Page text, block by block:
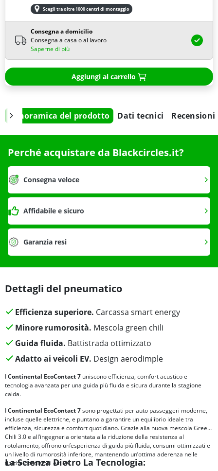
Scegli tra oltre 1000 centri di montaggio
Consegna a domicilio
Consegna a casa o al lavoro
Saperne di più
Aggiungi al carrello
Panoramica del prodotto Dati tecnici Recensioni
Perché acquistare da Blackcircles.it?
Consegna veloce
Affidabile e sicuro
Garanzia resi
Dettagli del pneumatico
Efficienza superiore. Carcassa smart energy
Minore rumorosità. Mescola green chili
Guida fluida. Battistrada ottimizzato
Adatto ai veicoli EV. Design aerodimple
IContinental EcoContact 7 uniscono efficienza, comfort acustico e
tecnologia avanzata per una guida più fluida e sicura durante la stagione
calda.
IContinental EcoContact 7sono progettati per auto passeggeri moderne,
incluse quelle elettriche, e puntano a garantire un equilibrio ideale tra
efficienza, sicurezza e comfort quotidiano. Grazie alla nuova mescola Green
Chili 3.0 e all’ingegneria orientata alla riduzione della resistenza al
rotolamento, offrono un’esperienza di guida più fluida, consumi ottimizzati e
un livello di rumorosità inferiore, mantenendo un’ottima aderenza nelle
tipiche condizioni estive.
La Scienza Dietro La Tecnologia: